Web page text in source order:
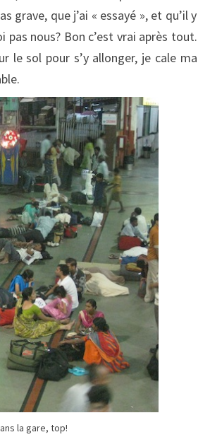
que j’ai « essayé », et qu’il y
nous? Bon c’est vrai après tout.
le sol pour s’y allonger, je cale ma
la gare, top!